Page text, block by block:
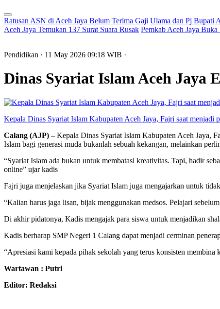
Ratusan ASN di Aceh Jaya Belum Terima Gaji Ulama dan Pj Bupati
Aceh Jaya Temukan 137 Surat Suara Rusak Pemkab Aceh Jaya
Pendidikan · 11 May 2026 09:18 WIB ·
Dinas Syariat Islam Aceh Jaya
Kepala Dinas Syariat Islam Kabupaten Aceh Jaya, Fajri saat
Calang (AJP) – Kepala Dinas Syariat Islam Kabupaten Aceh Jaya,
Islam bagi generasi muda bukanlah sebuah kekangan, melainkan
“Syariat Islam ada bukan untuk membatasi kreativitas. Tapi, hadir
online” ujar kadis
Fajri juga menjelaskan jika Syariat Islam juga mengajarkan untuk
“Kalian harus jaga lisan, bijak menggunakan medsos. Pelajari
Di akhir pidatonya, Kadis mengajak para siswa untuk menjadikan
Kadis berharap SMP Negeri 1 Calang dapat menjadi cerminan
“Apresiasi kami kepada pihak sekolah yang terus konsisten
Wartawan : Putri
Editor: Redaksi